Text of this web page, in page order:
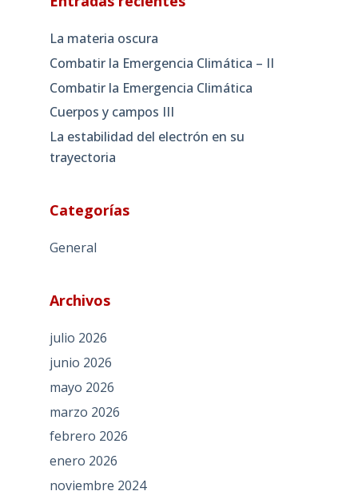
La materia oscura
Combatir la Emergencia Climática – II
Combatir la Emergencia Climática
Cuerpos y campos III
La estabilidad del electrón en su
trayectoria
Categorías
General
Archivos
julio 2026
junio 2026
mayo 2026
marzo 2026
febrero 2026
enero 2026
noviembre 2024